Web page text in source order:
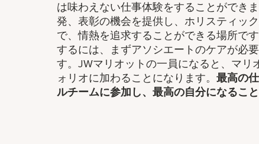
は味わえない仕事体験をすることができ
発、表彰の機会を提供し、ホリスティッ
で、情熱を追求することができる場所で
するには、まずアソシエートのケアが必
す。JWマリオットの一員になると、マ
ォリオに加わることになります。 最高の
ルチームに参加し、​最高の自分になるこ